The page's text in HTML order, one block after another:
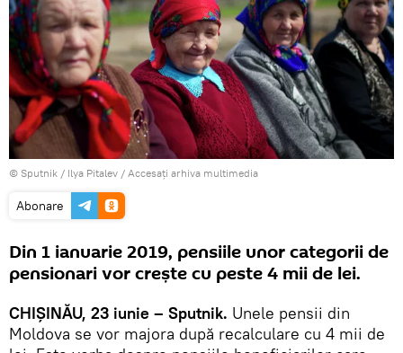
© Sputnik / Ilya Pitalev / Accesați arhiva multimedia
Abonare
Din 1 ianuarie 2019, pensiile unor categorii de
pensionari vor crește cu peste 4 mii de lei.
CHIȘINĂU, 23 iunie – Sputnik. Unele pensii din
Moldova se vor majora după recalculare cu 4 mii de